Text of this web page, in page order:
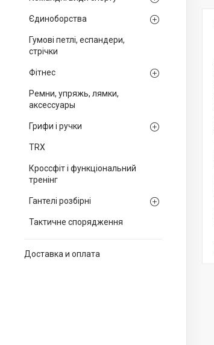
Єдиноборства
Гумові петлі, еспандери,
стрічки
Фітнес
Ремни, упряжь, лямки,
аксессуары
Грифи і ручки
TRX
Кроссфіт і функціональний
тренінг
Гантелі розбірні
Тактичне спорядження
Доставка и оплата